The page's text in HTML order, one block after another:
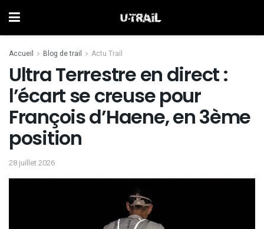
Accueil Blog de trail Actu Trail
Ultra Terrestre en direct :
l’écart se creuse pour
François d’Haene, en 3ème
position
28 juillet 2026